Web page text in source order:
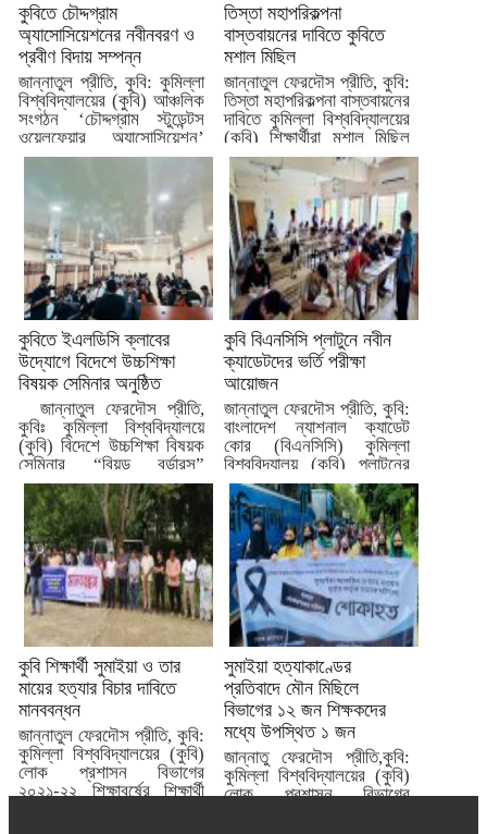
কুবিতে চৌদ্দগ্রাম
অ্যাসোসিয়েশনের নবীনবরণ ও
প্রবীণ বিদায় সম্পন্ন
জান্নাতুল প্রীতি, কুবি: কুমিল্লা
বিশ্ববিদ্যালয়ের (কুবি) আঞ্চলিক
সংগঠন ‘চৌদ্দগ্রাম স্টুডেন্টস
ওয়েলফেয়ার অ্যাসোসিয়েশন’
নবীনবরণ ও প্রবীণ...
তিস্তা মহাপরিকল্পনা
বাস্তবায়নের দাবিতে কুবিতে
মশাল মিছিল
জান্নাতুল ফেরদৌস প্রীতি, কুবি:
তিস্তা মহাপরিকল্পনা বাস্তবায়নের
দাবিতে কুমিল্লা বিশ্ববিদ্যালয়ের
(কুবি) শিক্ষার্থীরা মশাল মিছিল
করেছে।...
কুবিতে ইএলডিসি ক্লাবের
উদ্যোগে বিদেশে উচ্চশিক্ষা
বিষয়ক সেমিনার অনুষ্ঠিত
জান্নাতুল ফেরদৌস প্রীতি,
কুবিঃ কুমিল্লা বিশ্ববিদ্যালয়ে
(কুবি) বিদেশে উচ্চশিক্ষা বিষয়ক
সেমিনার “বিয়ন্ড বর্ডারস”
অনুষ্ঠিত...
কুবি বিএনসিসি প্লাটুনে নবীন
ক্যাডেটদের ভর্তি পরীক্ষা
আয়োজন
জান্নাতুল ফেরদৌস প্রীতি, কুবি:
বাংলাদেশ ন্যাশনাল ক্যাডেট
কোর (বিএনসিসি) কুমিল্লা
বিশ্ববিদ্যালয় (কুবি) প্লাটুনের
নবীন ক্যাডেটদের...
কুবি শিক্ষার্থী সুমাইয়া ও তার
মায়ের হত্যার বিচার দাবিতে
মানববন্ধন
জান্নাতুল ফেরদৌস প্রীতি, কুবি:
কুমিল্লা বিশ্ববিদ্যালয়ের (কুবি)
লোক প্রশাসন বিভাগের
২০২১-২২ শিক্ষাবর্ষের শিক্ষার্থী
সুমাইয়া হত্যাকাণ্ডের
প্রতিবাদে মৌন মিছিলে
বিভাগের ১২ জন শিক্ষকদের
মধ্যে উপস্থিত ১ জন
জান্নাতু ফেরদৌস প্রীতি,কুবি:
কুমিল্লা বিশ্ববিদ্যালয়ের (কুবি)
লোক প্রশাসন বিভাগের